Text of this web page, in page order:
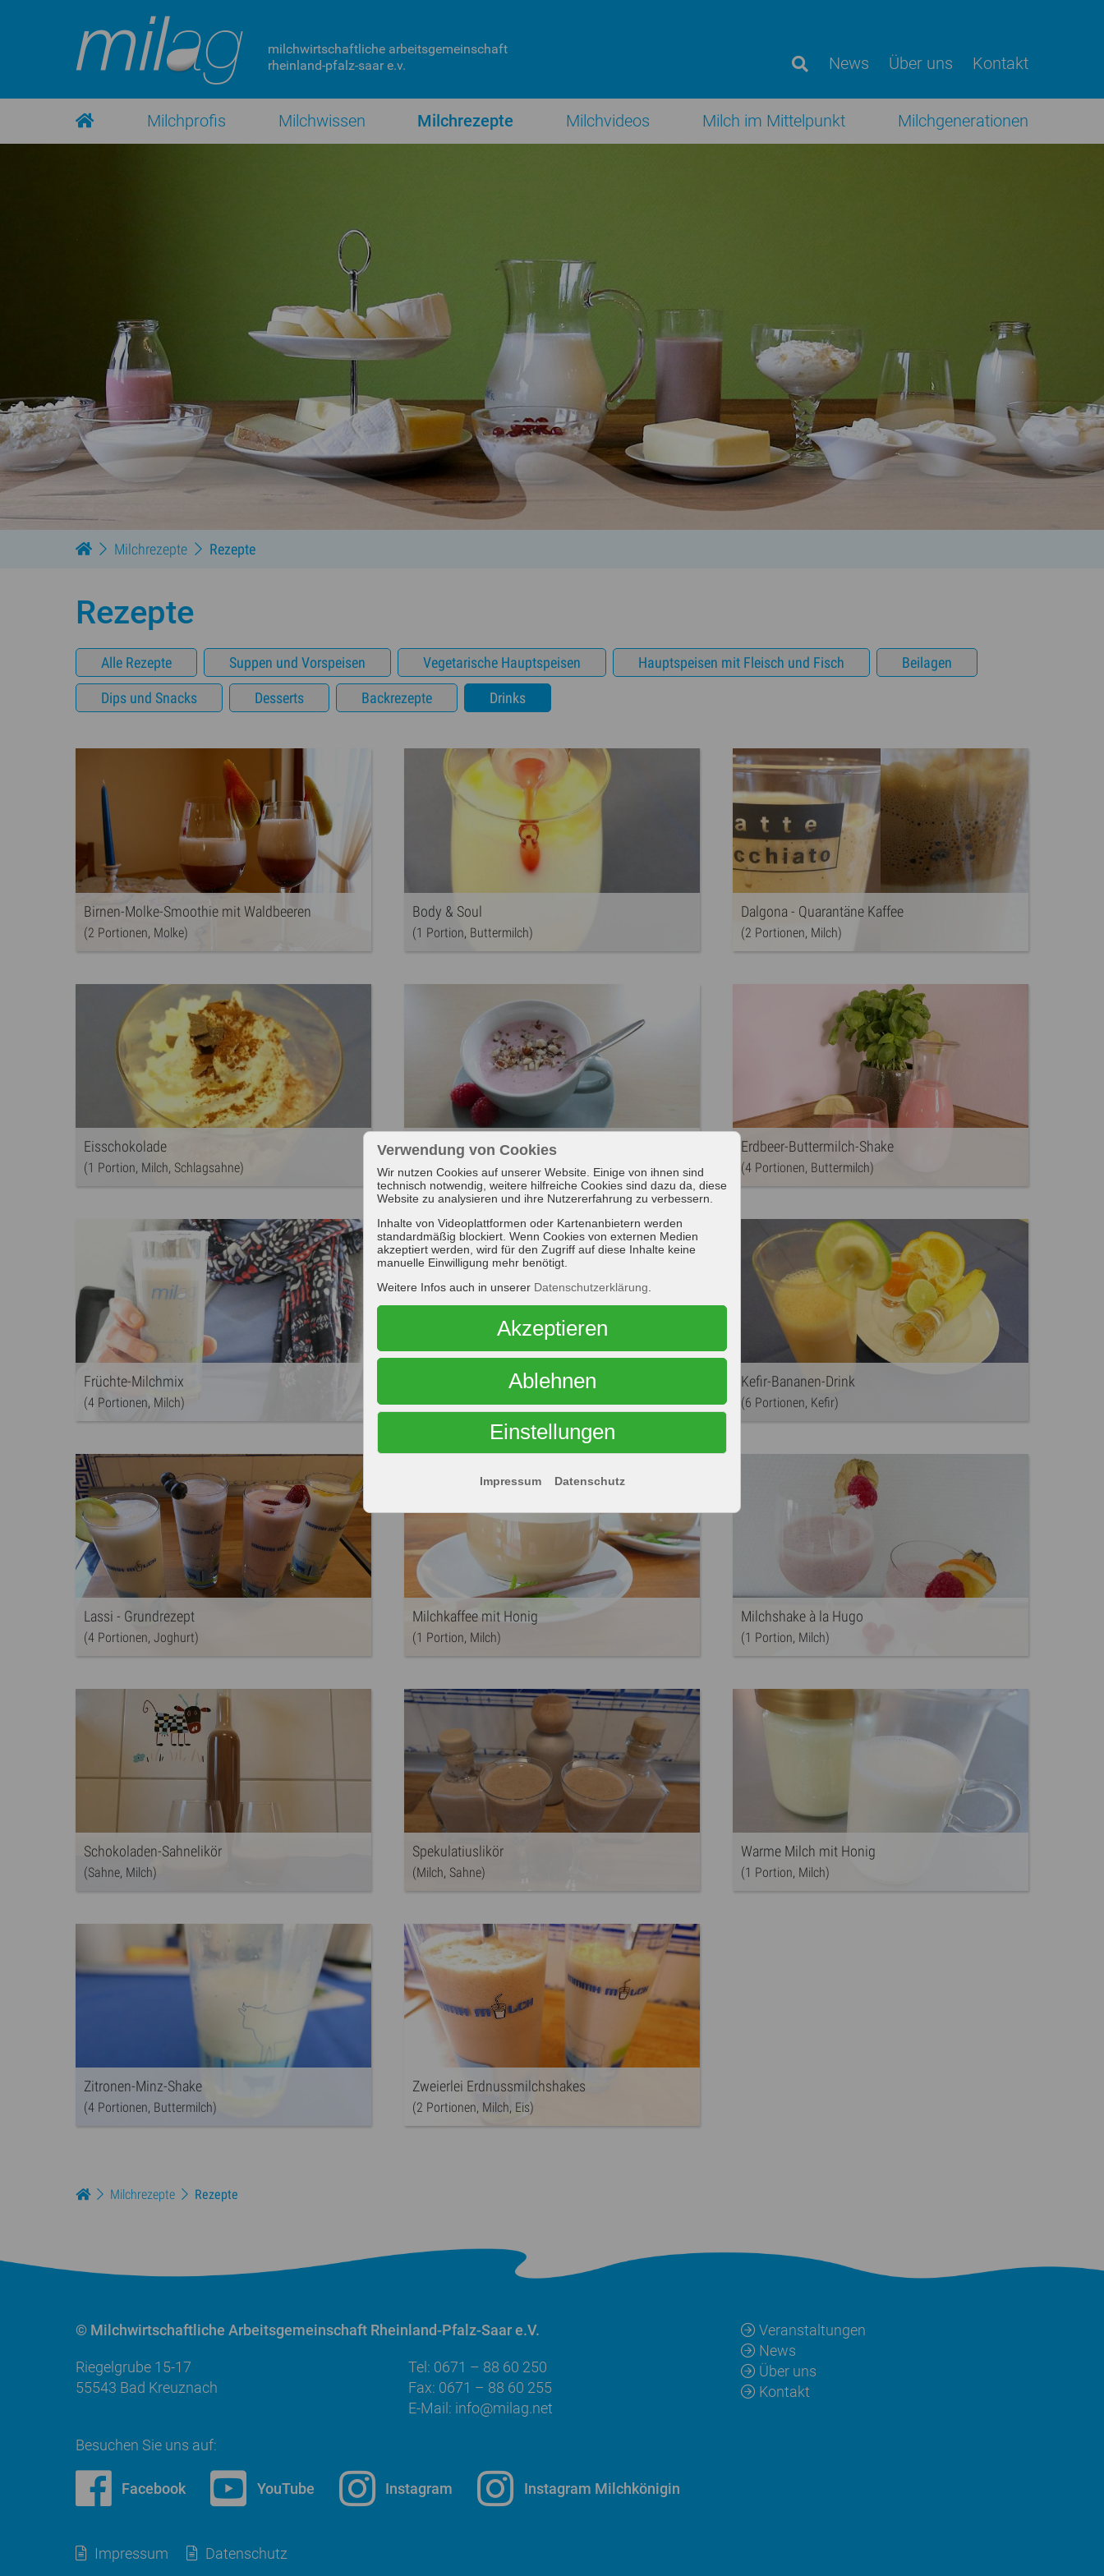
milchwirtschaftliche arbeitsgemeinschaft
rheinland-pfalz-saar e.v.
News Über uns Kontakt
Milchprofis Milchwissen Milchrezepte Milchvideos Milch im Mittelpunkt Milchgenerationen
Milchrezepte Rezepte
Rezepte
Alle Rezepte Suppen und Vorspeisen Vegetarische Hauptspeisen Hauptspeisen mit Fleisch und Fisch Beilagen
Dips und Snacks Desserts Backrezepte Drinks
Birnen-Molke-Smoothie mit Waldbeeren
(2 Portionen, Molke)
Body & Soul
(1 Portion, Buttermilch)
Dalgona - Quarantäne Kaffee
(2 Portionen, Milch)
Eisschokolade
(1 Portion, Milch, Schlagsahne)
Energie-Smoothie
(2 Portionen, Milch, Joghurt)
Erdbeer-Buttermilch-Shake
(4 Portionen, Buttermilch)
Früchte-Milchmix
(4 Portionen, Milch) (1 Portion; Milch)
Kefir-Bananen-Drink
(6 Portionen, Kefir)
Lassi - Grundrezept
(4 Portionen, Joghurt)
Milchkaffee mit Honig
(1 Portion, Milch)
Milchshake à la Hugo
(1 Portion, Milch)
Schokoladen-Sahnelikör
(Sahne, Milch)
Spekulatiuslikör
(Milch, Sahne)
Warme Milch mit Honig
(1 Portion, Milch)
Zitronen-Minz-Shake
(4 Portionen, Buttermilch)
Zweierlei Erdnussmilchshakes
(2 Portionen, Milch, Eis)
Milchrezepte Rezepte
© Milchwirtschaftliche Arbeitsgemeinschaft Rheinland-Pfalz-Saar e.V.
Riegelgrube 15-17
55543 Bad Kreuznach
Tel: 0671 – 88 60 250
Fax: 0671 – 88 60 255
E-Mail: info@milag.net
Besuchen Sie uns auf:
Facebook YouTube Instagram Instagram Milchkönigin
Impressum Datenschutz
Veranstaltungen
News
Über uns
Kontakt
Verwendung von Cookies
Wir nutzen Cookies auf unserer Website. Einige von ihnen sind
technisch notwendig, weitere hilfreiche Cookies sind dazu da, diese
Website zu analysieren und ihre Nutzererfahrung zu verbessern.
Inhalte von Videoplattformen oder Kartenanbietern werden
standardmäßig blockiert. Wenn Cookies von externen Medien
akzeptiert werden, wird für den Zugriff auf diese Inhalte keine
manuelle Einwilligung mehr benötigt.
Weitere Infos auch in unserer Datenschutzerklärung
Impressum Datenschutz
Einstellungen
Ablehnen
Akzeptieren